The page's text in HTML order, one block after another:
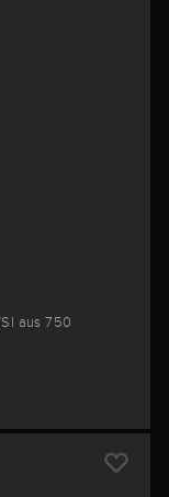
aus 750